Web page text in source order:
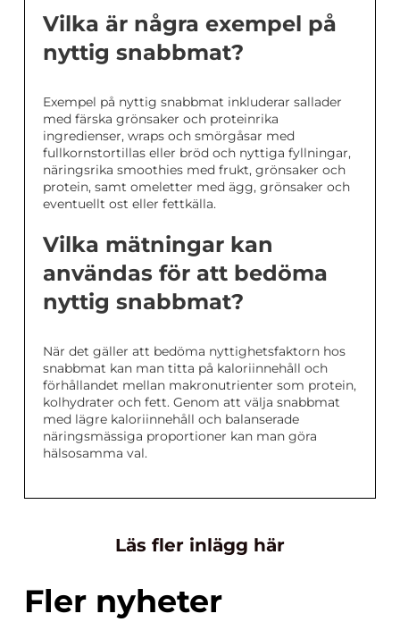
Vilka är några exempel på
nyttig snabbmat?
Exempel på nyttig snabbmat inkluderar sallader
med färska grönsaker och proteinrika
ingredienser, wraps och smörgåsar med
fullkornstortillas eller bröd och nyttiga fyllningar,
näringsrika smoothies med frukt, grönsaker och
protein, samt omeletter med ägg, grönsaker och
eventuellt ost eller fettkälla.
Vilka mätningar kan
användas för att bedöma
nyttig snabbmat?
När det gäller att bedöma nyttighetsfaktorn hos
snabbmat kan man titta på kaloriinnehåll och
förhållandet mellan makronutrienter som protein,
kolhydrater och fett. Genom att välja snabbmat
med lägre kaloriinnehåll och balanserade
näringsmässiga proportioner kan man göra
hälsosamma val.
Läs fler inlägg här
Fler nyheter